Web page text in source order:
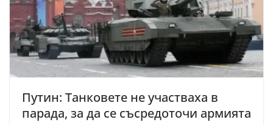
Путин: Танковете не участваха в
парада, за да се съсредоточи армията